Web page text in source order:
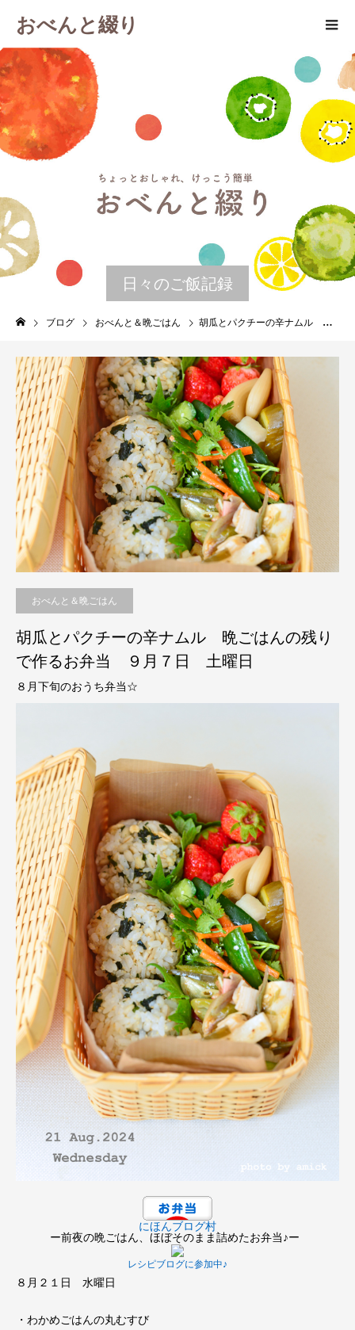
おべんと綴り
日々のご飯記録
ブログ おべんと＆晩ごはん 胡瓜とパクチーの辛ナムル 晩ごはんの残りで作るお弁当 ９月７日 土曜日
おべんと＆晩ごはん
胡瓜とパクチーの辛ナムル 晩ごはんの残り
で作るお弁当 ９月７日 土曜日
８月下旬のおうち弁当☆
にほんブログ村
ー前夜の晩ごはん、ほぼそのまま詰めたお弁当♪ー
レシピブログに参加中♪
８月２１日 水曜日
・わかめごはんの丸むすび